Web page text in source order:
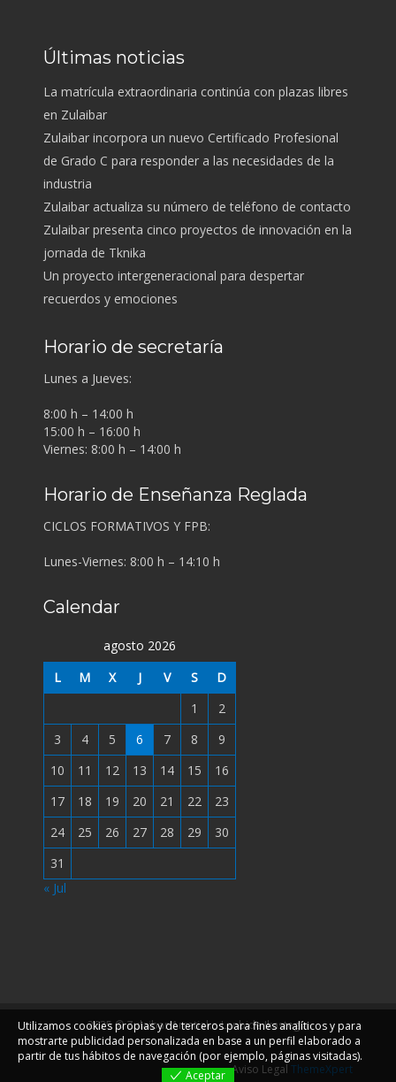
Últimas noticias
La matrícula extraordinaria continúa con plazas libres
en Zulaibar
Zulaibar incorpora un nuevo Certificado Profesional
de Grado C para responder a las necesidades de la
industria
Zulaibar actualiza su número de teléfono de contacto
Zulaibar presenta cinco proyectos de innovación en la
jornada de Tknika
Un proyecto intergeneracional para despertar
recuerdos y emociones
Horario de secretaría
Lunes a Jueves:
8:00 h – 14:00 h
15:00 h – 16:00 h
Viernes: 8:00 h – 14:00 h
Horario de Enseñanza Reglada
CICLOS FORMATIVOS Y FPB:
Lunes-Viernes: 8:00 h – 14:10 h
Calendar
agosto 2026
L
M X J V S
D
1
2
3
4 5 6 7 8
9
10
11 12 13 14 15
16
17
18 19 20 21 22
23
24
25 26 27 28 29
30
31
« Jul
2025 © Zulaibar Arratiako Lanbide Ikastegia
Aviso LegalThemeXpert
Utilizamos cookies propias y de terceros para fines analíticos y para
mostrarte publicidad personalizada en base a un perfil elaborado a
partir de tus hábitos de navegación (por ejemplo, páginas visitadas).
Aceptar